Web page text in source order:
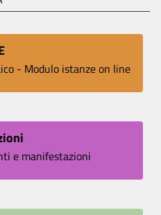
- Modulo istanze on line
e manifestazioni